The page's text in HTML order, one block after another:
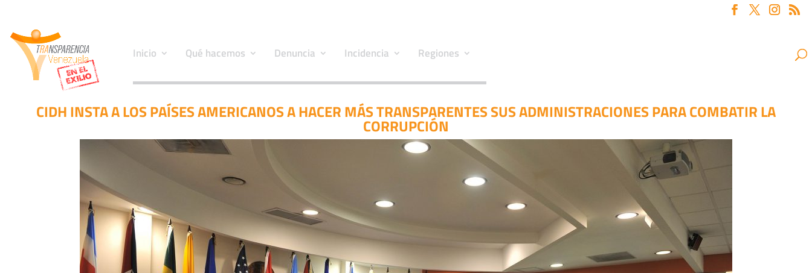
Inicio Qué hacemos Denuncia Incidencia Regiones
CIDH INSTA A LOS PAÍSES AMERICANOS A HACER MÁS TRANSPARENTES SUS ADMINISTRACIONES PARA COMBATIR LA
CORRUPCIÓN